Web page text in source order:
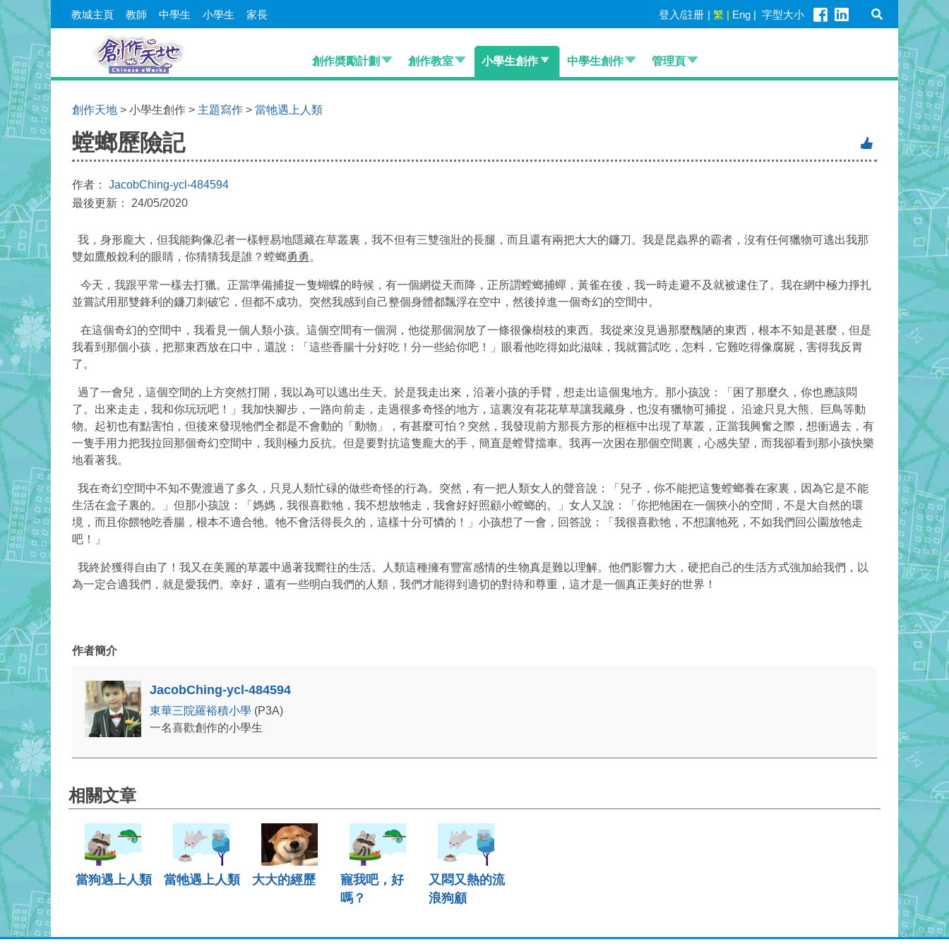
教城主頁 教師 中學生 小學生 家長 登入/註册 | 繁 | Eng | 字型大小
創作奬勵計劃 創作教室 小學生創作 中學生創作 管理頁
創作天地 > 小學生創作 > 主題寫作 > 當牠遇上人類
螳螂歷險記
作者： JacobChing-ycl-484594
最後更新： 24/05/2020
我，身形龐大，但我能夠像忍者一樣輕易地隱藏在草叢裏，我不但有三雙強壯的長腿，而且還有兩把大大的鐮刀。我是昆蟲界的霸者，沒有任何獵物可逃出我那
雙如鷹般銳利的眼睛，你猜猜我是誰？螳螂勇勇。
今天，我跟平常一樣去打獵。正當準備捕捉一隻蝴蝶的時候，有一個網從天而降，正所謂螳螂捕蟬，黃雀在後，我一時走避不及就被逮住了。我在網中極力掙扎
並嘗試用那雙鋒利的鐮刀刺破它，但都不成功。突然我感到自己整個身體都飄浮在空中，然後掉進一個奇幻的空間中。
在這個奇幻的空間中，我看見一個人類小孩。這個空間有一個洞，他從那個洞放了一條很像樹枝的東西。我從來沒見過那麼醜陋的東西，根本不知是甚麼，但是
我看到那個小孩，把那東西放在口中，還說：「這些香腸十分好吃！分一些給你吧！」眼看他吃得如此滋味，我就嘗試吃，怎料，它難吃得像腐屍，害得我反胃
了。
過了一會兒，這個空間的上方突然打開，我以為可以逃出生天。於是我走出來，沿著小孩的手臂，想走出這個鬼地方。那小孩說：「困了那麼久，你也應該悶
了。出來走走，我和你玩玩吧！」我加快腳步，一路向前走，走過很多奇怪的地方，這裏沒有花花草草讓我藏身，也沒有獵物可捕捉， 沿途只見大熊、巨鳥等動
物。起初也有點害怕，但後來發現牠們全都是不會動的「動物」，有甚麼可怕？突然，我發現前方那長方形的框框中出現了草叢，正當我興奮之際，想衝過去，有
一隻手用力把我拉回那個奇幻空間中，我則極力反抗。但是要對抗這隻龐大的手，簡直是螳臂擋車。我再一次困在那個空間裏，心感失望，而我卻看到那小孩快樂
地看著我。
我在奇幻空間中不知不覺渡過了多久，只見人類忙碌的做些奇怪的行為。突然，有一把人類女人的聲音說：「兒子，你不能把這隻螳螂養在家裏，因為它是不能
生活在盒子裏的。」但那小孩說：「媽媽，我很喜歡牠，我不想放牠走，我會好好照顧小螳螂的。」女人又說：「你把牠困在一個狹小的空間，不是大自然的環
境，而且你餵牠吃香腸，根本不適合牠。牠不會活得長久的，這樣十分可憐的！」小孩想了一會，回答說：「我很喜歡牠，不想讓牠死，不如我們回公園放牠走
吧！」
我終於獲得自由了！我又在美麗的草叢中過著我嚮往的生活。人類這種擁有豐富感情的生物真是難以理解。他們影響力大，硬把自己的生活方式強加給我們，以
為一定合適我們，就是愛我們。幸好，還有一些明白我們的人類，我們才能得到適切的對待和尊重，這才是一個真正美好的世界！
作者簡介
JacobChing-ycl-484594
東華三院羅裕積小學 (P3A)
一名喜歡創作的小學生
相關文章
當狗遇上人類 當牠遇上人類 大大的經歷
寵我吧，好
嗎？
又悶又熱的流
浪狗顧